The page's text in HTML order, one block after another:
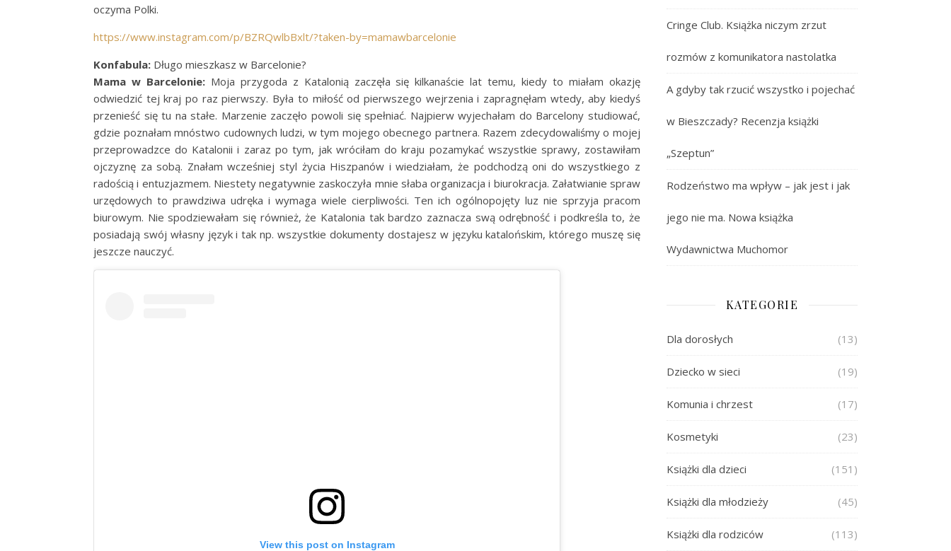
oczyma Polki.
https://www.instagram.com/p/BZRQwlbBxlt/?taken-by=mamawbarcelonie
Konfabula: Długo mieszkasz w Barcelonie?
Mama w Barcelonie:Moja przygoda z Katalonią zaczęła się kilkanaście lat temu, kiedy to miałam okazję
odwiedzić tej kraj po raz pierwszy. Była to miłość od pierwszego wejrzenia i zapragnęłam wtedy, aby kiedyś
przenieść się tu na stałe. Marzenie zaczęło powoli się spełniać. Najpierw wyjechałam do Barcelony studiować,
gdzie poznałam mnóstwo cudownych ludzi, w tym mojego obecnego partnera. Razem zdecydowaliśmy o mojej
przeprowadzce do Katalonii i zaraz po tym, jak wróciłam do kraju pozamykać wszystkie sprawy, zostawiłam
ojczyznę za sobą. Znałam wcześniej styl życia Hiszpanów i wiedziałam, że podchodzą oni do wszystkiego z
radością i entuzjazmem. Niestety negatywnie zaskoczyła mnie słaba organizacja i biurokracja. Załatwianie spraw
urzędowych to prawdziwa udręka i wymaga wiele cierpliwości. Ten ich ogólnopojęty luz nie sprzyja pracom
biurowym. Nie spodziewałam się również, że Katalonia tak bardzo zaznacza swą odrębność i podkreśla to, że
posiadają swój własny język i tak np. wszystkie dokumenty dostajesz w języku katalońskim, którego muszę się
jeszcze nauczyć.
View this post on Instagram
Cringe Club. Książka niczym zrzut
rozmów z komunikatora nastolatka
A gdyby tak rzucić wszystko i pojechać
w Bieszczady? Recenzja książki
„Szeptun”
Rodzeństwo ma wpływ – jak jest i jak
jego nie ma. Nowa książka
Wydawnictwa Muchomor
KATEGORIE
Dla dorosłych (13)
Dziecko w sieci (19)
Komunia i chrzest (17)
Kosmetyki (23)
Książki dla dzieci (151)
Książki dla młodzieży (45)
Książki dla rodziców (113)